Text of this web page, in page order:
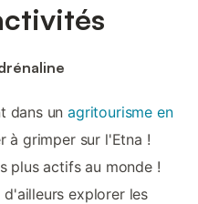
dans unagritourisme en
à grimper sur l'Etna !
plus actifs au monde !
explorer les